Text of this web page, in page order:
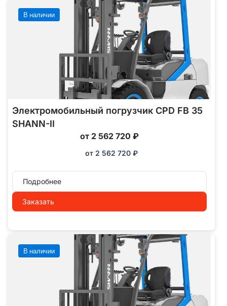
В наличии
Электромобильный погрузчик CPD FB 35
SHANN-II
от 2 562 720 ₽
от 2 562 720 ₽
Подробнее
Заказать
В наличии